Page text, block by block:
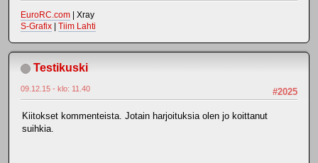
EuroRC.com | Xray
S-Grafix
Tiim Lahti
Testikuski
#2025
09.12.15 - klo: 11.40
Kiitokset kommenteista. Jotain harjoituksia olen jo koittanut
suihkia.